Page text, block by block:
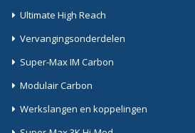
Ultimate High Reach
Vervangingsonderdelen
Super-Max IM Carbon
Modulair Carbon
Werkslangen en koppelingen